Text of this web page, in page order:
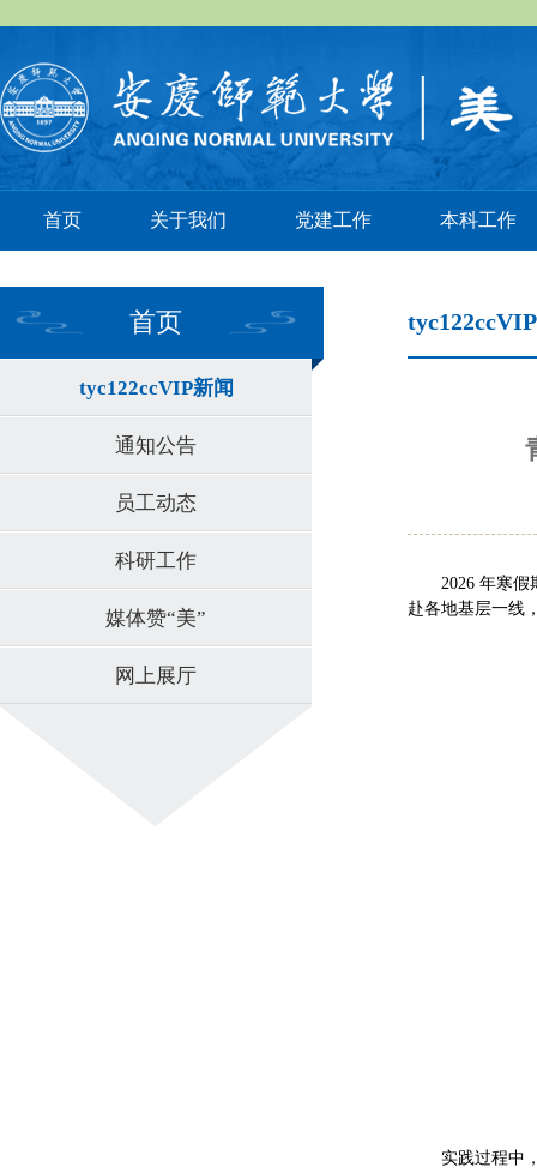
首页 关于我们 党建工作 本科工作
首页
tyc122ccVIP新闻
通知公告
员工动态
科研工作
媒体赞“美”
网上展厅
2026 年寒假
赴各地基层一线
实践过程中